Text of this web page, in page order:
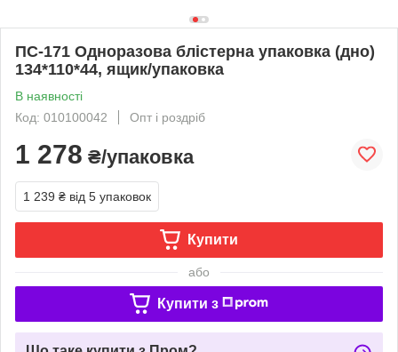
ПС-171 Одноразова блістерна упаковка (дно)
134*110*44, ящик/упаковка
В наявності
Код: 010100042
Опт і роздріб
1 278 ₴/упаковка
1 239 ₴ від 5 упаковок
Купити
або
Купити з